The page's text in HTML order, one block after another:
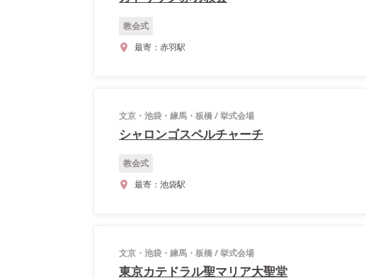
教会式
最寄： 赤羽駅
文京・池袋・練馬・板橋/挙式会場
シャロンゴスペルチャーチ
教会式
最寄： 池袋駅
文京・池袋・練馬・板橋/挙式会場
東京カテドラル聖マリア大聖堂